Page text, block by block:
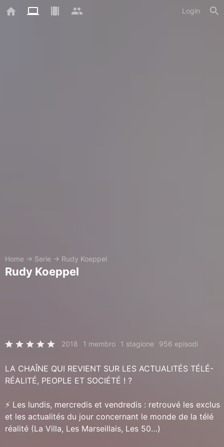
Login
Home → Serie → Rudy Koeppel
Rudy Koeppel
2018 1 membro 1 stagione 956 episodi
LA CHAÎNE QUI REVIENT SUR LES ACTUALITÉS TÉLÉ-
RÉALITÉ, PEOPLE ET SOCIÉTÉ ! ?
⚡️ Les lundis, mercredis et vendredis : retrouvé les exclus
et les actualités du jour concernant le monde de la télé
réalité (La Villa, Les Marseillais, Les 50…)